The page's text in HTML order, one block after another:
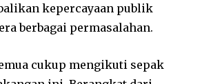
kepercayaan publik
berbagai permasalahan.
cukup mengikuti sepak